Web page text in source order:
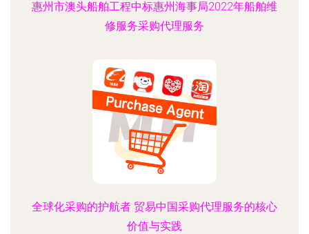
惠州市澳头船舶工程中标惠州海事局2022年船舶维
修服务采购代理服务
全球化采购的护航者 贸易中国采购代理服务的核心
价值与实践